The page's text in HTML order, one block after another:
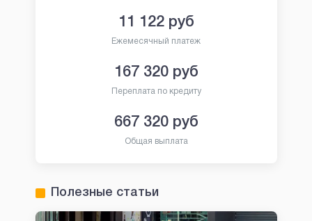
11 122руб
Ежемесячный платеж
167 320руб
Переплата по кредиту
667 320руб
Общая выплата
Полезные статьи